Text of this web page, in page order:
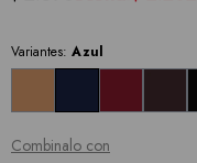
Variantes: Azul
Combinalo con